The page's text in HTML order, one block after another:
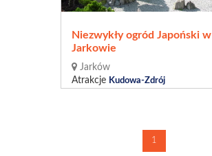
Niezwykły ogród Japoński w
Jarkowie
Jarków
Atrakcje Kudowa-Zdrój
1